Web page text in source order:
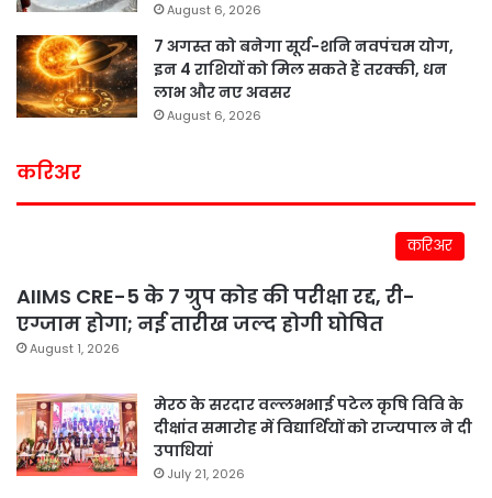
August 6, 2026
7 अगस्त को बनेगा सूर्य-शनि नवपंचम योग,
इन 4 राशियों को मिल सकते हैं तरक्की, धन
लाभ और नए अवसर
August 6, 2026
करिअर
करिअर
AIIMS CRE-5 के 7 ग्रुप कोड की परीक्षा रद्द, री-
एग्जाम होगा; नई तारीख जल्द होगी घोषित
August 1, 2026
मेरठ के सरदार वल्लभभाई पटेल कृषि विवि के
दीक्षांत समारोह में विद्यार्थियों को राज्यपाल ने दी
उपाधियां
July 21, 2026